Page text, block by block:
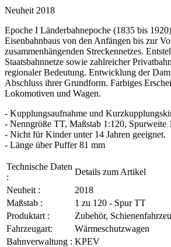
Neuheit 2018
Epoche I Länderbahnepoche (1835 bis
Eisenbahnbaus von den Anfängen bis zur
zusammenhängenden Streckennetzes.
Staatsbahnnetze sowie zahlreicher
regionaler Bedeutung. Entwicklung der
Abschluss ihrer Grundform. Farbiges
Lokomotiven und Wagen.
- Kupplungsaufnahme und
- Nenngröße TT, Maßstab 1:120, Spurweite
- Nicht für Kinder unter 14 Jahren geeignet.
- Länge über Puffer 81 mm
Technische Daten
:
Details zum Artikel
Neuheit :
2018
Maßstab :
1 zu 120 - Spur TT
Produktart :
Zubehör,
Fahrzeugart:
Wärmeschutzwagen
Bahnverwaltung : KPEV